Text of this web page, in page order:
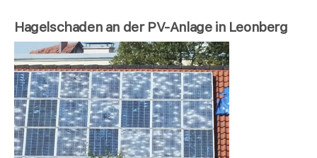
Hagelschaden an der PV-Anlage in Leonberg